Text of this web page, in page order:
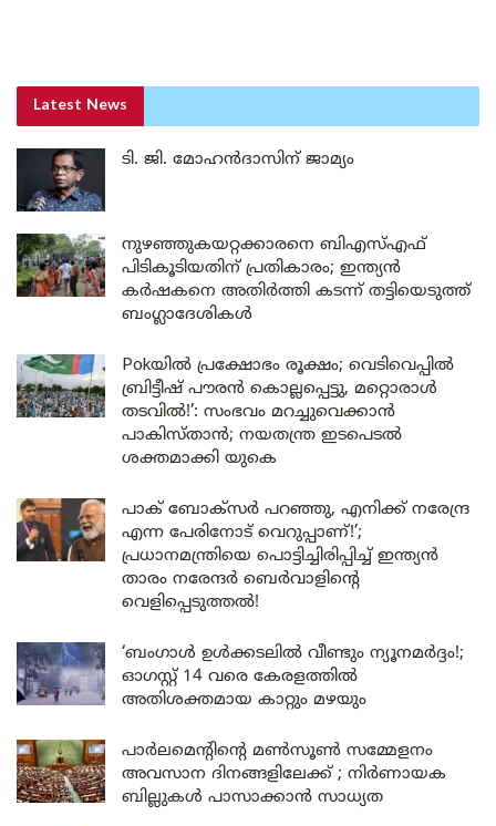
Latest News
ടി. ജി. മോഹൻദാസിന് ജാമ്യം
നുഴഞ്ഞുകയറ്റക്കാരനെ ബിഎസ്എഫ്
പിടികൂടിയതിന് പ്രതികാരം; ഇന്ത്യൻ
കർഷകനെ അതിർത്തി കടന്ന് തട്ടിയെടുത്ത്
ബംഗ്ലാദേശികൾ
Pokയിൽ പ്രക്ഷോഭം രൂക്ഷം; വെടിവെപ്പിൽ
ബ്രിട്ടീഷ് പൗരൻ കൊല്ലപ്പെട്ടു, മറ്റൊരാൾ
തടവിൽ!’: സംഭവം മറച്ചുവെക്കാൻ
പാകിസ്താൻ; നയതന്ത്ര ഇടപെടൽ
ശക്തമാക്കി യുകെ
പാക് ബോക്സർ പറഞ്ഞു, എനിക്ക് നരേന്ദ്ര
എന്ന പേരിനോട് വെറുപ്പാണ്!’;
പ്രധാനമന്ത്രിയെ പൊട്ടിച്ചിരിപ്പിച്ച് ഇന്ത്യൻ
താരം നരേന്ദർ ബെർവാളിന്റെ
വെളിപ്പെടുത്തൽ!
‘ബംഗാൾ ഉൾക്കടലിൽ വീണ്ടും ന്യൂനമർദ്ദം!;
ഓഗസ്റ്റ് 14 വരെ കേരളത്തിൽ
അതിശക്തമായ കാറ്റും മഴയും
പാർലമെന്റിന്റെ മൺസൂൺ സമ്മേളനം
അവസാന ദിനങ്ങളിലേക്ക് ; നിർണായക
ബില്ലുകൾ പാസാക്കാൻ സാധ്യത